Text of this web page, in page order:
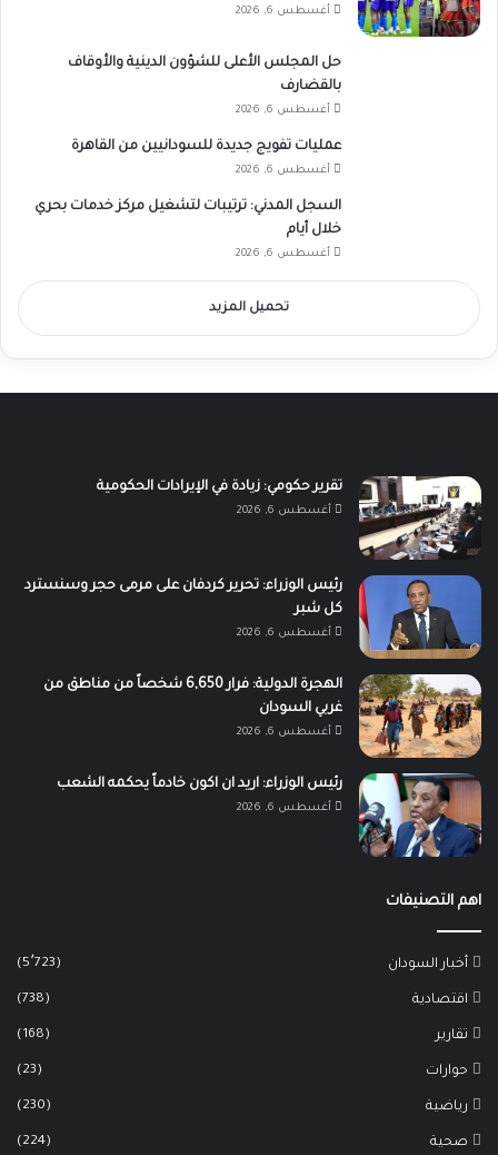
أغسطس 6, 2026
حل المجلس الأعلى للشؤون الدينية والأوقاف
بالقضارف
أغسطس 6, 2026
عمليات تفويج جديدة للسودانيين من القاهرة
أغسطس 6, 2026
السجل المدني: ترتيبات لتشغيل مركز خدمات بحري
خلال أيام
أغسطس 6, 2026
تحميل المزيد
تقرير حكومي: زيادة في الإيرادات الحكومية
أغسطس 6, 2026
رئيس الوزراء: تحرير كردفان على مرمى حجر وسنسترد
كل شبر
أغسطس 6, 2026
الهجرة الدولية: فرار 6,650 شخصاً من مناطق من
غربي السودان
أغسطس 6, 2026
رئيس الوزراء: اريد ان اكون خادماً يحكمه الشعب
أغسطس 6, 2026
اهم التصنيفات
أخبار السودان (5٬723)
اقتصادية (738)
تقارير (168)
حوارات (23)
رياضية (230)
صحية (224)